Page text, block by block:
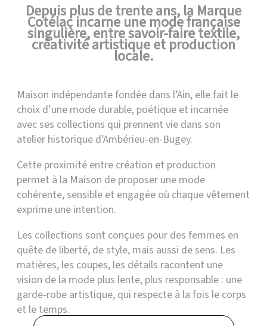
Depuis plus de trente ans, la Marque
Cotélac incarne une mode française
singulière, entre savoir-faire textile,
créativité artistique et production
locale.
Maison indépendante fondée dans l’Ain, elle fait le
choix d’une mode durable, poétique et incarnée
avec ses collections qui prennent vie dans son
atelier historique d’Ambérieu-en-Bugey.
Cette proximité entre création et production
permet à la Maison de proposer une mode
cohérente, sensible et engagée où chaque vêtement
exprime une intention.
Les collections sont conçues pour des femmes en
quête de liberté, de style, mais aussi de sens. Les
matières, les coupes, les détails racontent une
vision de la mode plus lente, plus responsable : une
garde-robe artistique, qui respecte à la fois le corps
et le temps.